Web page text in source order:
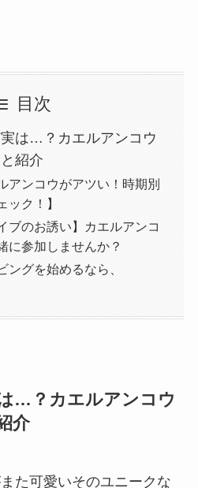
目次
は…？カエルアンコウ
紹介
アンコウがアツい！時期別
ック！】
ブのお誘い】カエルアンコ
に参加しませんか？
ングを始めるなら、
…？カエルアンコウ
介
た可愛いそのユニークな